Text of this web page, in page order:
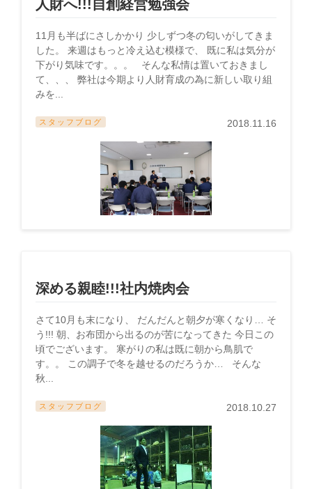
人財へ!!!自創経営勉強会
11月も半ばにさしかかり 少しずつ冬の匂いがしてきま
した。 来週はもっと冷え込む模様で、 既に私は気分が
下がり気味です。。。 そんな私情は置いておきまし
て、、、 弊社は今期より人財育成の為に新しい取り組
みを...
スタッフブログ 2018.11.16
深める親睦!!!社内焼肉会
さて10月も末になり、 だんだんと朝夕が寒くなり… そ
う!!! 朝、お布団から出るのが苦になってきた 今日この
頃でございます。 寒がりの私は既に朝から鳥肌で
す。。 この調子で冬を越せるのだろうか… そんな
秋...
スタッフブログ 2018.10.27